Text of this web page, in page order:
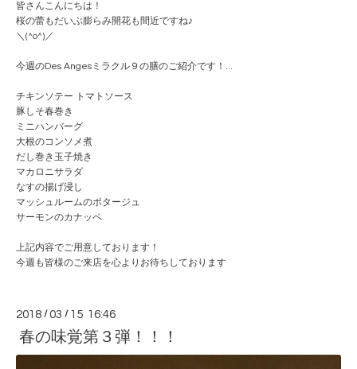
皆さんこんにちは！
桜の蕾もだいぶ膨らみ開花も間近ですね♪
＼(^o^)／
今週のDes Angesミラクル９の膳のご紹介です！ ...
チキンソテー トマトソース
豚しそ春巻き
ミニハンバーグ
大根のコンソメ煮
だし巻き玉子焼き
マカロニサラダ
なすの揚げ浸し
マッシュルームのポタージュ
サーモンのカナッペ
上記内容でご用意しております！
今週も皆様のご来店を心よりお待ちしております
2018 /03 / 15 16:46
春の味覚第３弾！！！